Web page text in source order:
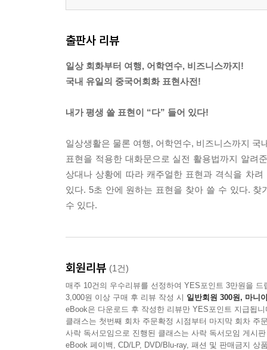
출판사 리뷰
일상 회화부터 여행, 어학연수, 비즈니스까지!
국내 유일의 중국어회화 표현사전!
내가 평생 쓸 표현이 “다” 들어 있다!
일상생활은 물론 여행, 어학연수, 비즈니스까지 국
표현을 적용한 대화문으로 실전 활용법까지 알려
상대나 상황에 따라 캐주얼한 표현과 격식을 차
있다. 5초 안에 원하는 표현을 찾아 쓸 수 있다.
수 있다.
회원리뷰 (1건)
매주 10건의 우수리뷰를 선정하여 YES포인트 3만원을 드
3,000원 이상 구매 후 리뷰 작성 시 일반회원 300원, 마니
eBook은 다운로드 후 작성한 리뷰만 YES포인트 지급됩니
클래스는 첫번째 회차 주문확정 시점부터 마지막 회차 주
사락 독서모임으로 진행된 클래스는 사락 독서모임 게시
eBook 페이백, CD/LP, DVD/Blu-ray, 패션 및 판매금지 상